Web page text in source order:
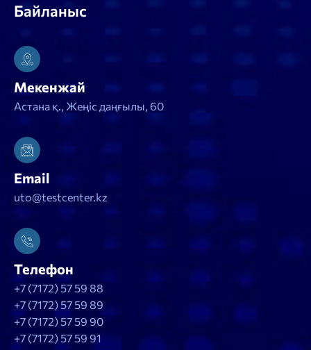
Байланыс
Мекенжай
Астана қ., Жеңіс даңғылы, 60
Email
uto@testcenter.kz
Телефон
+7 (7172) 57 59 88
+7 (7172) 57 59 89
+7 (7172) 57 59 90
+7 (7172) 57 59 91